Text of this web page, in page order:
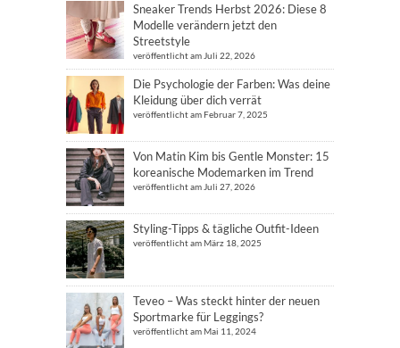
Sneaker Trends Herbst 2026: Diese 8
Modelle verändern jetzt den
Streetstyle
veröffentlicht am Juli 22, 2026
Die Psychologie der Farben: Was deine
Kleidung über dich verrät
veröffentlicht am Februar 7, 2025
Von Matin Kim bis Gentle Monster: 15
koreanische Modemarken im Trend
veröffentlicht am Juli 27, 2026
Styling-Tipps & tägliche Outfit-Ideen
veröffentlicht am März 18, 2025
Teveo – Was steckt hinter der neuen
Sportmarke für Leggings?
veröffentlicht am Mai 11, 2024